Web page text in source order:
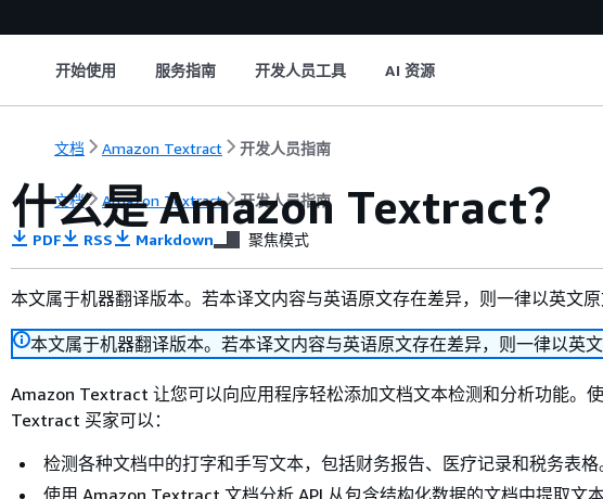
开始使用 服务指南 开发人员工具 AI 资源
文档 Amazon Textract 开发人员指南
文档 Amazon Textract 开发人员指南
什么是 Amazon Textract？
PDF RSS Markdown 聚焦模式
本文属于机器翻译版本。若本译文内容与英语原文存在差异，则一律以英文原
本文属于机器翻译版本。若本译文内容与英语原文存在差异，则一律以英文
Amazon Textract 让您可以向应用程序轻松添加文档文本检测和分析功能。
Textract 买家可以：
检测各种文档中的打字和手写文本，包括财务报告、医疗记录和税务表格
使用 Amazon Textract 文档分析 API 从包含结构化数据的文档中提取文